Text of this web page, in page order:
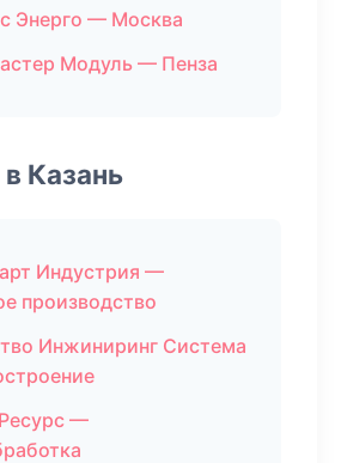
Энерго — Москва
Модуль — Пенза
Казань
Индустрия —
производство
Инжиниринг Система
—